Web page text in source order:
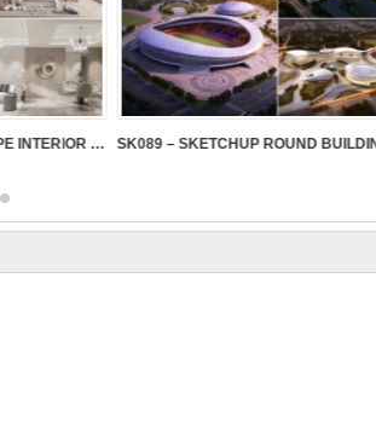
SK099 – SKETCHUP ENSCAPE INTERIOR VOL.2